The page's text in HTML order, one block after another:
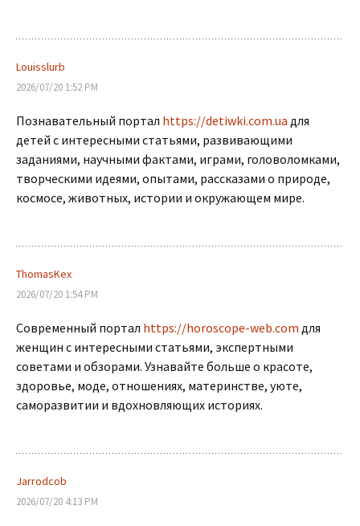
Louisslurb
2026/07/20 1:52 PM
Познавательный портал https://detiwki.com.ua для
детей с интересными статьями, развивающими
заданиями, научными фактами, играми, головоломками,
творческими идеями, опытами, рассказами о природе,
космосе, животных, истории и окружающем мире.
ThomasKex
2026/07/20 1:54 PM
Современный портал https://horoscope-web.com для
женщин с интересными статьями, экспертными
советами и обзорами. Узнавайте больше о красоте,
здоровье, моде, отношениях, материнстве, уюте,
саморазвитии и вдохновляющих историях.
Jarrodcob
2026/07/20 4:13 PM